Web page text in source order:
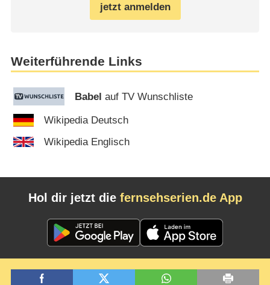
jetzt anmelden
Weiterführende Links
Babel auf TV Wunschliste
Wikipedia Deutsch
Wikipedia Englisch
Hol dir jetzt die fernsehserien.de App